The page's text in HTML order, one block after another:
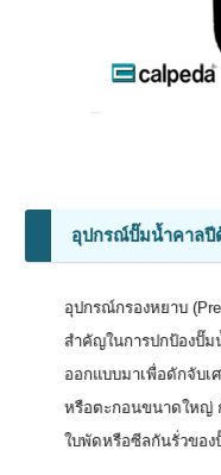
อุปกรณ์ปั๊มน้ำคาลปี
อุปกรณ์กรองหยาบ
สำคัญในการปกป้องปั๊
ออกแบบมาเพื่อดักจับเ
หรือตะกอนขนาดใหญ่
ใบพัดหรือซีลกันรั่วของ